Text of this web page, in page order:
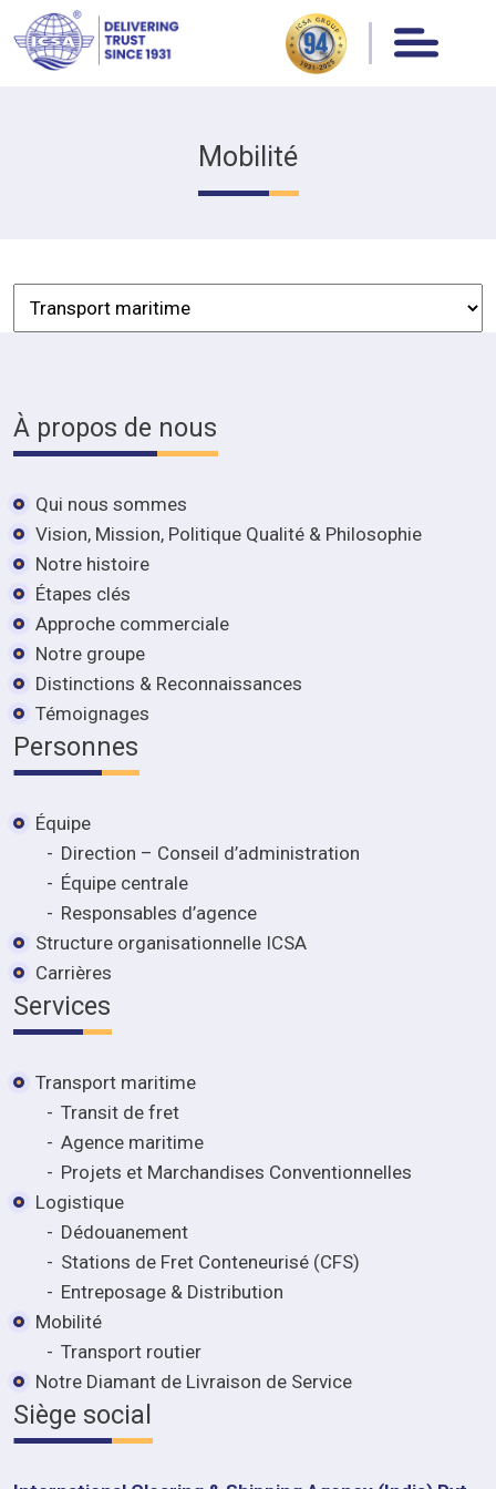
Mobilité
À propos de nous
Qui nous sommes
Vision, Mission, Politique Qualité & Philosophie
Notre histoire
Étapes clés
Approche commerciale
Notre groupe
Distinctions & Reconnaissances
Témoignages
Personnes
Équipe
Direction – Conseil d’administration
Équipe centrale
Responsables d’agence
Structure organisationnelle ICSA
Carrières
Services
Transport maritime
Transit de fret
Agence maritime
Projets et Marchandises Conventionnelles
Logistique
Dédouanement
Stations de Fret Conteneurisé (CFS)
Entreposage & Distribution
Mobilité
Transport routier
Notre Diamant de Livraison de Service
Siège social